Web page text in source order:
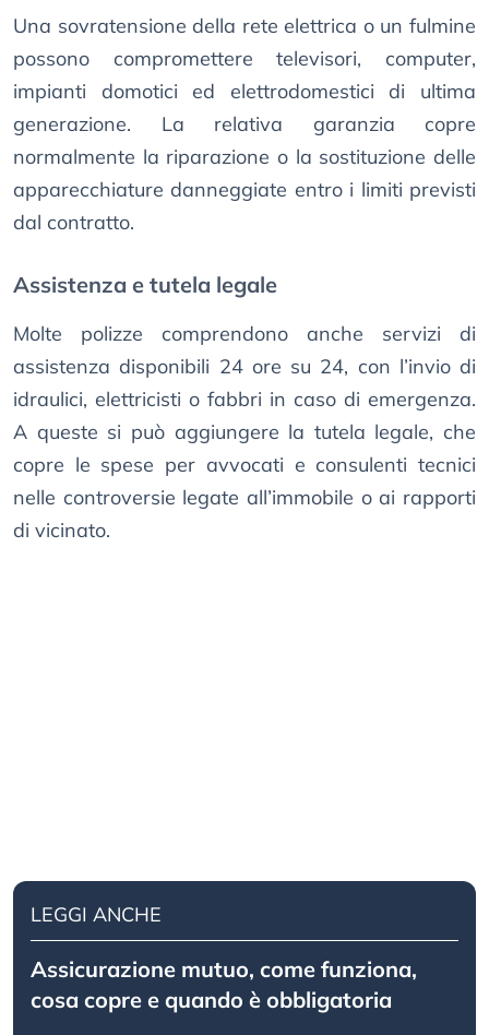
Una sovratensione della rete elettrica o un fulmine
possono compromettere televisori, computer,
impianti domotici ed elettrodomestici di ultima
generazione. La relativa garanzia copre
normalmente la riparazione o la sostituzione delle
apparecchiature danneggiate entro i limiti previsti
dal contratto.
Assistenza e tutela legale
Molte polizze comprendono anche servizi di
assistenza disponibili 24 ore su 24, con l’invio di
idraulici, elettricisti o fabbri in caso di emergenza.
A queste si può aggiungere la tutela legale, che
copre le spese per avvocati e consulenti tecnici
nelle controversie legate all’immobile o ai rapporti
di vicinato.
LEGGI ANCHE
Assicurazione mutuo, come funziona,
cosa copre e quando è obbligatoria